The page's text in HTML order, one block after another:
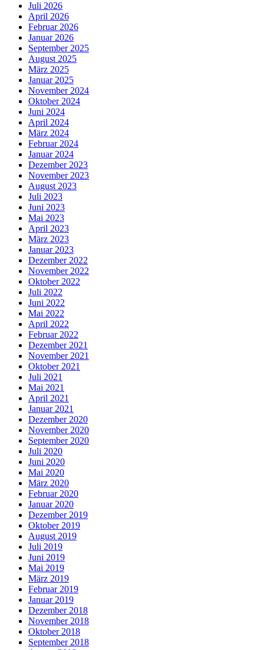
Juli 2026
April 2026
Februar 2026
Januar 2026
September 2025
August 2025
März 2025
Januar 2025
November 2024
Oktober 2024
Juni 2024
April 2024
März 2024
Februar 2024
Januar 2024
Dezember 2023
November 2023
August 2023
Juli 2023
Juni 2023
Mai 2023
April 2023
März 2023
Januar 2023
Dezember 2022
November 2022
Oktober 2022
Juli 2022
Juni 2022
Mai 2022
April 2022
Februar 2022
Dezember 2021
November 2021
Oktober 2021
Juli 2021
Mai 2021
April 2021
Januar 2021
Dezember 2020
November 2020
September 2020
Juli 2020
Juni 2020
Mai 2020
März 2020
Februar 2020
Januar 2020
Dezember 2019
Oktober 2019
August 2019
Juli 2019
Juni 2019
Mai 2019
März 2019
Februar 2019
Januar 2019
Dezember 2018
November 2018
Oktober 2018
September 2018